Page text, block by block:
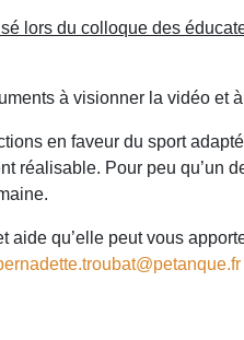
lors du colloque des
à visionner la vidéo et
en faveur du sport
réalisable. Pour peu qu’un
qu’elle peut vous